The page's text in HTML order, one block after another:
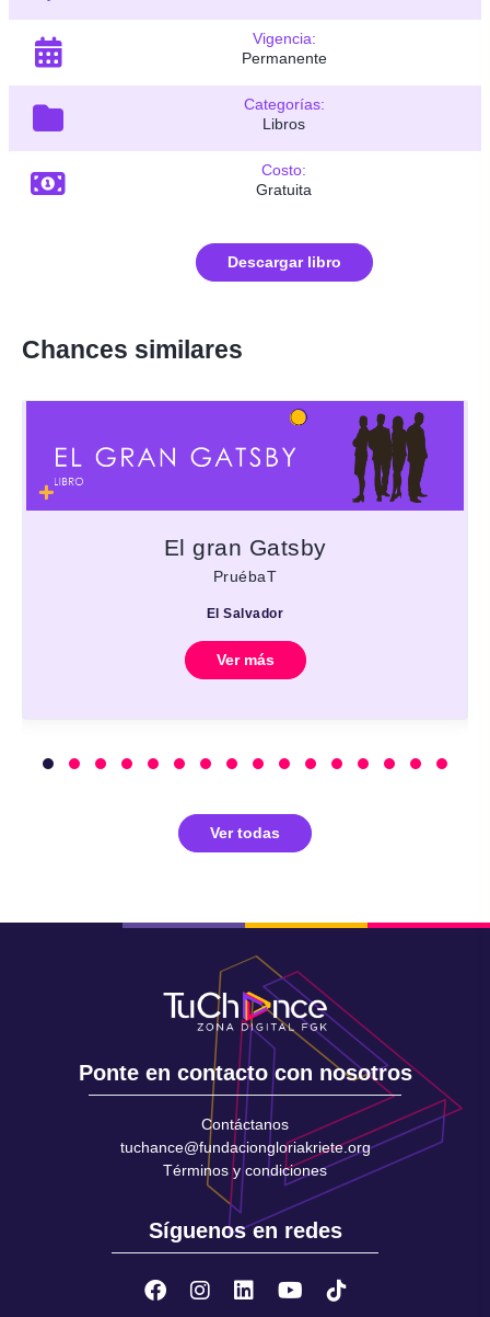
Vigencia:
Permanente
Categorías:
Libros
Costo:
Gratuita
Descargar libro
Chances similares
El gran Gatsby
PruébaT
El Salvador
Ver más
Ver todas
Ponte en contacto con nosotros
Contáctanos
tuchance@fundaciongloriakriete.org
Términos y condiciones
Síguenos en redes